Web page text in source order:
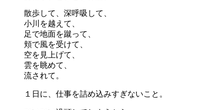
散歩して、深呼吸して、
小川を越えて、
足で地面を蹴って、
頬で風を受けて、
空を見上げて、
雲を眺めて、
流されて。
１日に、仕事を詰め込みすぎないこと。